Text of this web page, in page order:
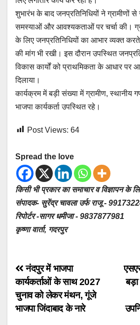
शुभारंभ के बाद जनप्रतिनिधियों ने ग्रामीणों
समस्याओं और आवश्यकताओं पर चर्चा की।
के लिए जनप्रतिनिधियों का आभार व्यक्त करते
की मांग भी रखी। इस दौरान उपस्थित
विकास कार्यों को प्राथमिकता के आधार पर
दिलाया।
कार्यक्रम में बड़ी संख्या में ग्रामीण, स्थानीय
भाजपा कार्यकर्ता उपस्थित रहे।
Post Views: 64
Spread the love
किसी भी प्रकार का समाचार व विज्ञापन के
संपादक- सुरेंद्र चावला उर्फ राजू -
रिपोर्टर -सागर धमीजा - 9837877981
कृष्णा वार्ता, गदरपुर
Post
navigation
नंदपुर में भाजपा
कार्यकर्ताओं के साथ 2027
चुनाव को लेकर मंथन, गूंजे
भाजपा जिंदाबाद के नारे